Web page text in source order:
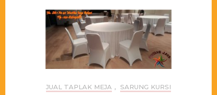
JUAL TAPLAK MEJA , SARUNG KURSI